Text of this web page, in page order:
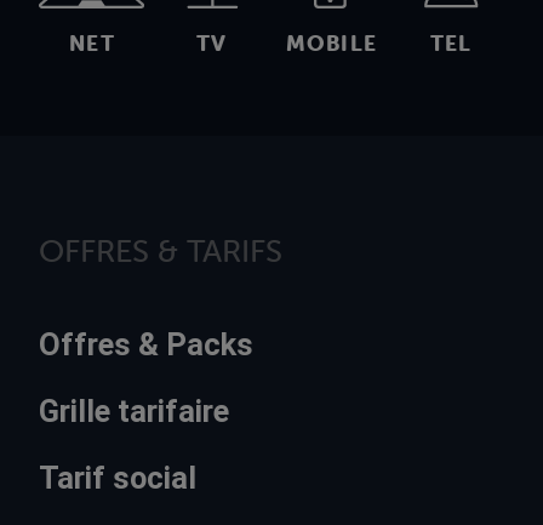
NET TV MOBILE TEL
OFFRES & TARIFS
Offres & Packs
Grille tarifaire
Tarif social